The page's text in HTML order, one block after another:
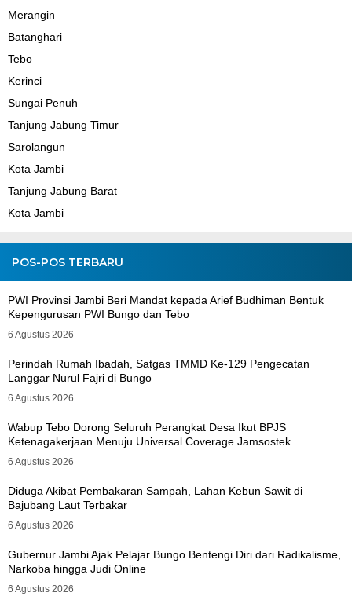
Merangin
Batanghari
Tebo
Kerinci
Sungai Penuh
Tanjung Jabung Timur
Sarolangun
Kota Jambi
Tanjung Jabung Barat
Kota Jambi
POS-POS TERBARU
PWI Provinsi Jambi Beri Mandat kepada Arief Budhiman Bentuk
Kepengurusan PWI Bungo dan Tebo
6 Agustus 2026
Perindah Rumah Ibadah, Satgas TMMD Ke-129 Pengecatan
Langgar Nurul Fajri di Bungo
6 Agustus 2026
Wabup Tebo Dorong Seluruh Perangkat Desa Ikut BPJS
Ketenagakerjaan Menuju Universal Coverage Jamsostek
6 Agustus 2026
Diduga Akibat Pembakaran Sampah, Lahan Kebun Sawit di
Bajubang Laut Terbakar
6 Agustus 2026
Gubernur Jambi Ajak Pelajar Bungo Bentengi Diri dari Radikalisme,
Narkoba hingga Judi Online
6 Agustus 2026